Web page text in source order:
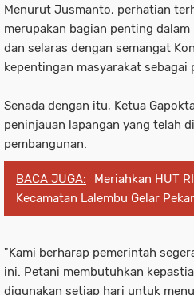
Menurut Jusmanto, perhatian
merupakan bagian penting
dan selaras dengan semangat
kepentingan masyarakat
Senada dengan itu, Ketua
peninjauan lapangan yang telah
pembangunan.
BACA JUGA:
Meriahkan HUT
Kecamatan Lalembu Gelar
"Kami berharap pemerintah
ini. Petani membutuhkan
digunakan setiap hari untuk